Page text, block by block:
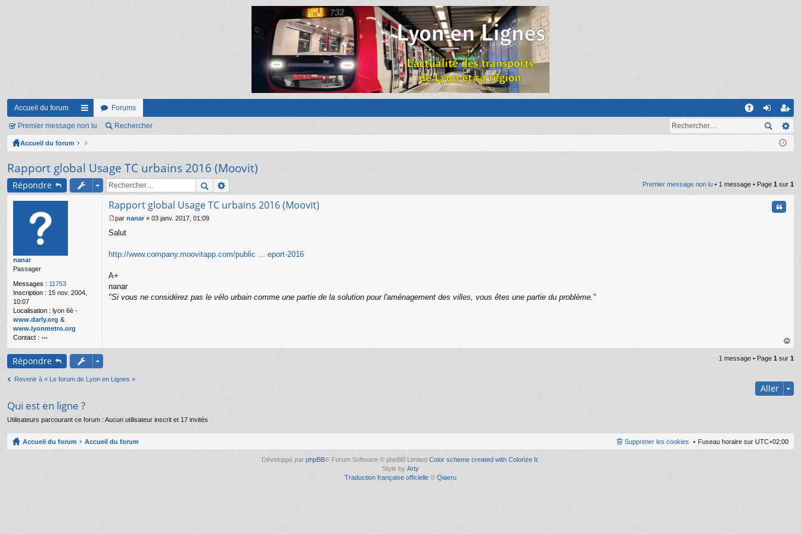
Accueil du forum
ac
co
ur
ci
s
Forums
on ns
cri
Premier message non lu Rechercher
Accueil du forum
Rapport global Usage TC urbains 2016 (Moovit)
Répondre Premier message non lu • 1 message • Page 1 sur 1
nanar
Passager
Messages : 11753
Inscription : 15 nov. 2004,
10:07
Localisation : lyon 6è -
www.darly.org &
www.lyonmetro.org
Contact :
o
nt
ac
r
n
ar
Rapport global Usage TC urbains 2016 (Moovit)
e
s
a
e
n
o
par nanar » 03 janv. 2017, 01:09
Salut
http://www.company.moovitapp.com/public ... eport-2016
A+
nanar
"Si vous ne considérez pas le vélo urbain comme une partie de la solution pour l'aménagement des villes, vous êtes une partie du problème."
au
t
Répondre 1 message • Page 1 sur 1
Revenir à « Le forum de Lyon en Lignes »
Aller
Qui est en ligne ?
Utilisateurs parcourant ce forum : Aucun utilisateur inscrit et 17 invités
Accueil du forum Accueil du forum Fuseau horaire sur UTC+02:00
Supprimer les cookies
Développé par phpBB® Forum Software © phpBB Limited Color scheme created with Colorize It
Style by Arty
Traduction française officielle © Qiaeru